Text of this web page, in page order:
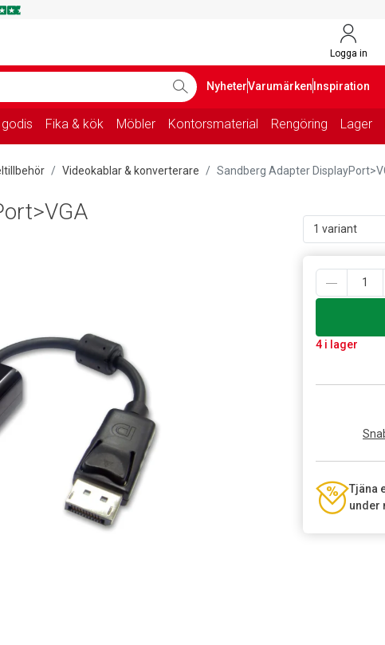
Logga in
NyheterVarumärken Inspiration
Fika & kök Möbler Kontorsmaterial Rengöring Lager
Videokablar & konverterare Sandberg Adapter
1 variant
4 i lager
Tjäna
under